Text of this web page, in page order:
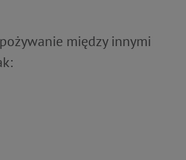
między innymi